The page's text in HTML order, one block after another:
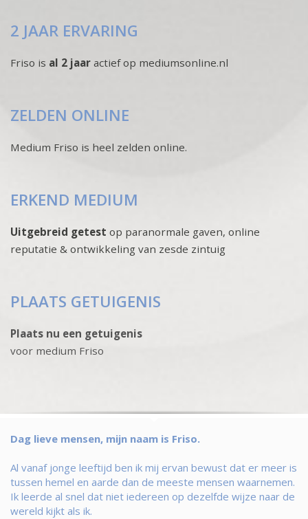
2 JAAR ERVARING
Friso is al 2 jaar actief op mediumsonline.nl
ZELDEN ONLINE
Medium Friso is heel zelden online.
ERKEND MEDIUM
Uitgebreid getest op paranormale gaven, online
reputatie & ontwikkeling van zesde zintuig
PLAATS GETUIGENIS
Plaats nu een getuigenis
voor medium Friso
Dag lieve mensen, mijn naam is Friso.
Al vanaf jonge leeftijd ben ik mij ervan bewust dat er meer is
tussen hemel en aarde dan de meeste mensen waarnemen.
Ik leerde al snel dat niet iedereen op dezelfde wijze naar de
wereld kijkt als ik.